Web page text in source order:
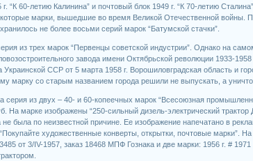
“К 60-летию Калинина” и почтовый блок 1949 г. “К 70-летию
марки, вышедшие во время Великой Отечественной войны.
не более восьми серий марок “Батумской стачки”.
из трех марок “Первенцы советской индустрии”. Однако на
завода имени Октябрьской революции 1933-
Украинской ССР от 5 марта 1958 г. Ворошиловградская область и
марку со старым названием города решили не выпускать, а
серия из двух – 40- и 60-копеечных марок “Всесоюзная
На марке изображены “250-сильный дизель-электрический
была по неизвестной причине. Ее изображение напечатано в
художественные конверты, открытки, почтовые марки”.
от 3/IV-1957, заказ 18468 МПФ Гознака и две марки: 1956 г. # 1971